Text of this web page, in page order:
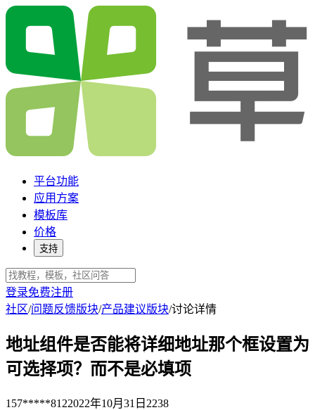
平台功能
应用方案
模板库
价格
支持
登录免费注册
社区/问题反馈版块/产品建议版块/讨论详情
地址组件是否能将详细地址那个框设置为
可选择项？而不是必填项
157*****8122022年10月31日 2238